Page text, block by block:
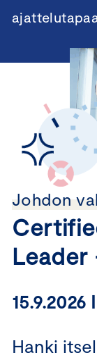
Johdon
Leader
15.9.2026
Hanki